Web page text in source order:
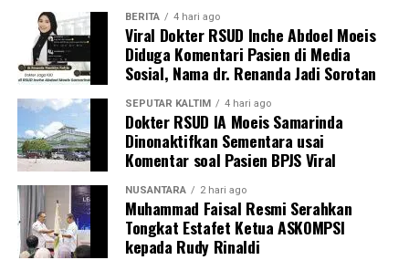
BERITA 4 hari ago
Viral Dokter RSUD Inche Abdoel Moeis
Diduga Komentari Pasien di Media
Sosial, Nama dr. Renanda Jadi Sorotan
SEPUTAR KALTIM 4 hari ago
Dokter RSUD IA Moeis Samarinda
Dinonaktifkan Sementara usai
Komentar soal Pasien BPJS Viral
NUSANTARA 2 hari ago
Muhammad Faisal Resmi Serahkan
Tongkat Estafet Ketua ASKOMPSI
kepada Rudy Rinaldi